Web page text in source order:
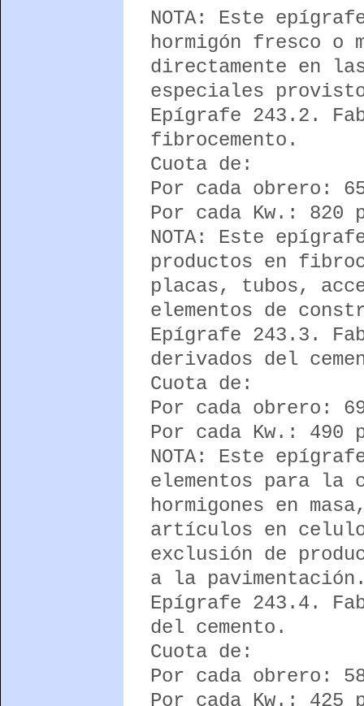
NOTA: Este
hormigón fresco o
directamente en
especiales
Epígrafe 243.2.
fibrocemento.
Cuota de:
Por cada obrero:
Por cada Kw.: 820
NOTA: Este
productos en
placas, tubos,
elementos de
Epígrafe 243.3.
derivados del
Cuota de:
Por cada obrero:
Por cada Kw.: 490
NOTA: Este
elementos para la
hormigones en
artículos en
exclusión de
a la
Epígrafe 243.4.
del cemento.
Cuota de:
Por cada obrero:
Por cada Kw.: 425